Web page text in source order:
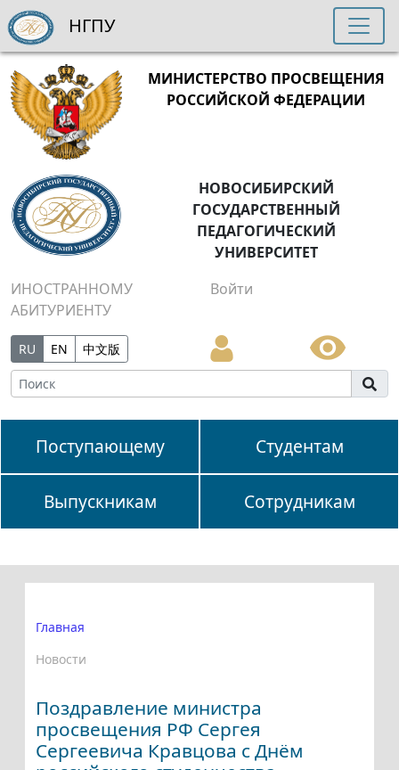
МИНИСТЕРСТВО ПРОСВЕЩЕНИЯ
РОССИЙСКОЙ ФЕДЕРАЦИИ
НОВОСИБИРСКИЙ
ГОСУДАРСТВЕННЫЙ
ПЕДАГОГИЧЕСКИЙ
УНИВЕРСИТЕТ
ИНОСТРАННОМУ
АБИТУРИЕНТУ
Войти
RU EN 中文版
Поступающему Студентам
Выпускникам Сотрудникам
НГПУ
Главная
Новости
Поздравление министра
просвещения РФ Сергея
Сергеевича Кравцова с Днём